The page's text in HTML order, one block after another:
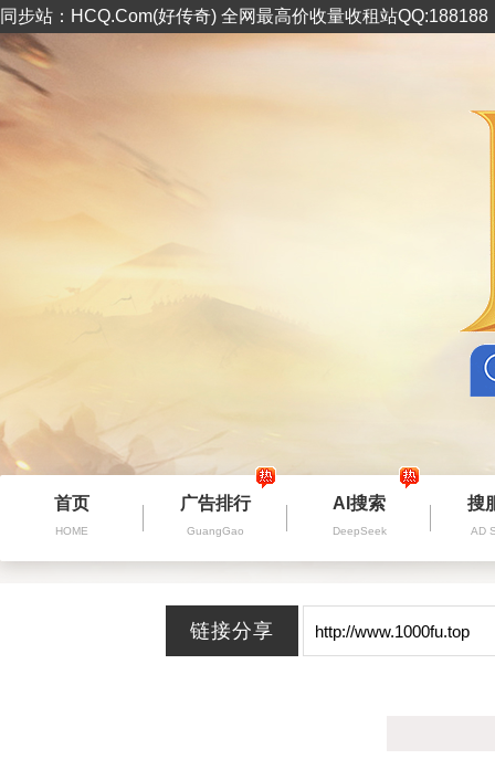
同步站：HCQ.Com(好传奇) 全网最高价收量收租站
首页
HOME
广告排行
GuangGao
AI搜索
DeepSeek
搜
AD